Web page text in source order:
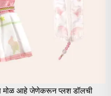
मोळ आहे जेणेकरून प्लश डॉलची